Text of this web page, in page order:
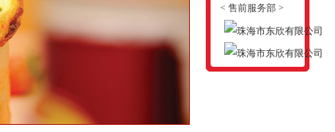
< 售前服务部 >